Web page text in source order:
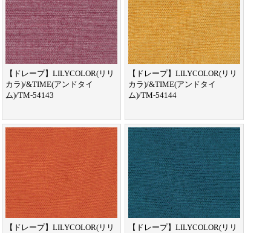
【ドレープ】LILYCOLOR(リリ
カラ)/&TIME(アンドタイ
ム)/TM-54143
【ドレープ】LILYCOLOR(リリ
カラ)/&TIME(アンドタイ
ム)/TM-54144
【ドレープ】LILYCOLOR(リリ
【ドレープ】LILYCOLOR(リリ